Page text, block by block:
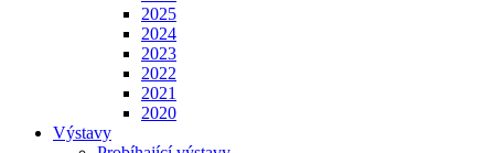
2025
2024
2023
2022
2021
2020
Výstavy